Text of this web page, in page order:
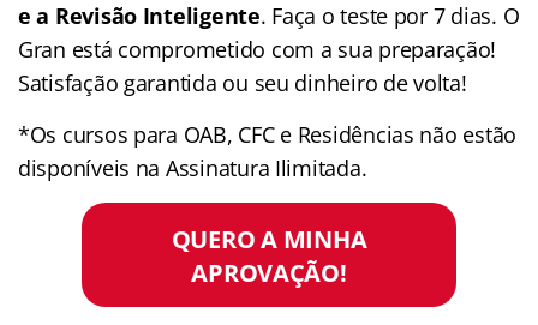
e a Revisão Inteligente. Faça o teste por 7 dias. O
Gran está comprometido com a sua preparação!
Satisfação garantida ou seu dinheiro de volta!
*Os cursos para OAB, CFC e Residências não estão
disponíveis na Assinatura Ilimitada.
QUERO A MINHA
APROVAÇÃO!